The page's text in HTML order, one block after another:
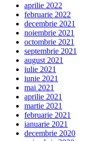
aprilie 2022
februarie 2022
decembrie 2021
noiembrie 2021
octombrie 2021
septembrie 2021
august 2021
iulie 2021
iunie 2021
mai 2021
aprilie 2021
martie 2021
februarie 2021
ianuarie 2021
decembrie 2020